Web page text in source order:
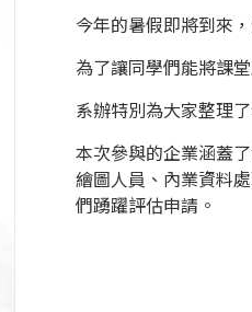
今年的暑假即將到來
為了讓同學們能將課
系辦特別為大家整理了
本次參與的企業涵蓋
繪圖人員、內業資料
們踴躍評估申請。